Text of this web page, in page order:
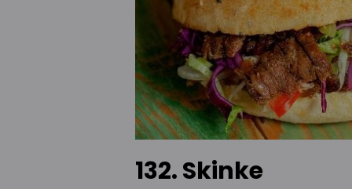
132. Skinke